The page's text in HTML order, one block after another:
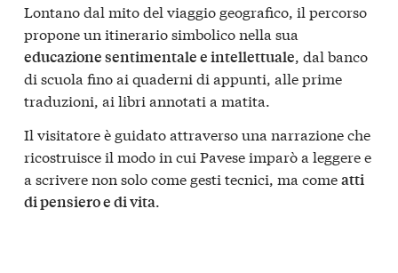
Lontano dal mito del viaggio geografico, il percorso
propone un itinerario simbolico nella sua
educazione sentimentale e intellettuale, dal banco
di scuola fino ai quaderni di appunti, alle prime
traduzioni, ai libri annotati a matita.
Il visitatore è guidato attraverso una narrazione che
ricostruisce il modo in cui Pavese imparò a leggere e
a scrivere non solo come gesti tecnici, ma comeatti
di pensiero e di vita.